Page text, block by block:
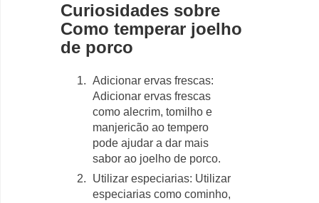
Curiosidades sobre
Como temperar joelho
de porco
Adicionar ervas frescas:
Adicionar ervas frescas
como alecrim, tomilho e
manjericão ao tempero
pode ajudar a dar mais
sabor ao joelho de porco.
Utilizar especiarias: Utilizar
especiarias como cominho,